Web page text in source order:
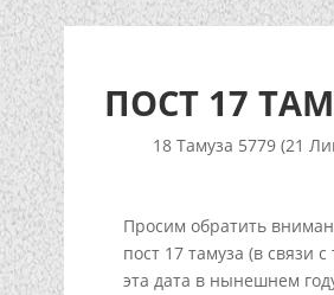
ПОСТ 17
18 Тамуза 5779 (21
Просим обратить
пост 17 тамуза (в связи с
эта дата в нынешнем